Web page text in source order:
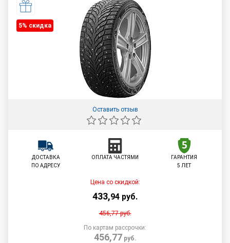
5% cкидка
Оставить отзыв
ДОСТАВКА
ПО АДРЕСУ
ОПЛАТА ЧАСТЯМИ
ГАРАНТИЯ
5 ЛЕТ
Цена со скидкой:
433,94 руб.
456,77руб.
По картам рассрочки:
456,77 руб.